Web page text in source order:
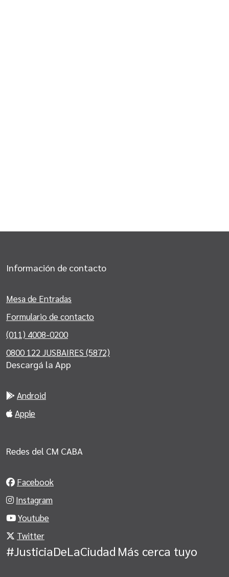
Información de contacto
Mesa de Entradas
Formulario de contacto
(011) 4008-0200
0800 122 JUSBAIRES (5872)
Descargá la App
Android
Apple
Redes del CM CABA
Facebook
Instagram
Youtube
Twitter
#JusticiaDeLaCiudad Más cerca tuyo